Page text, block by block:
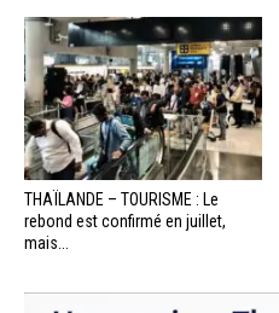
THAÏLANDE – TOURISME : Le
rebond est confirmé en juillet,
mais...